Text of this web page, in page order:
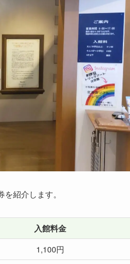
紹介します。
入館料金
1,100円